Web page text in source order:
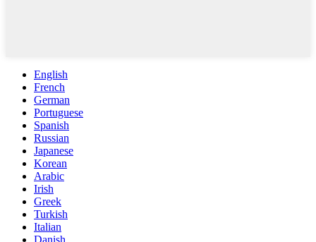
English
French
German
Portuguese
Spanish
Russian
Japanese
Korean
Arabic
Irish
Greek
Turkish
Italian
Danish